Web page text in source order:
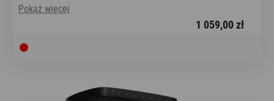
Pokaż więcej
1 059,00 zł